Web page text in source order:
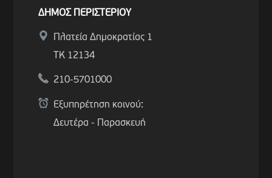
ΔΗΜΟΣ ΠΕΡΙΣΤΕΡΙΟΥ
Πλατεία Δημοκρατίας 1
ΤΚ 12134
210-5701000
Εξυπηρέτηση κοινού:
Δευτέρα - Παρασκευή